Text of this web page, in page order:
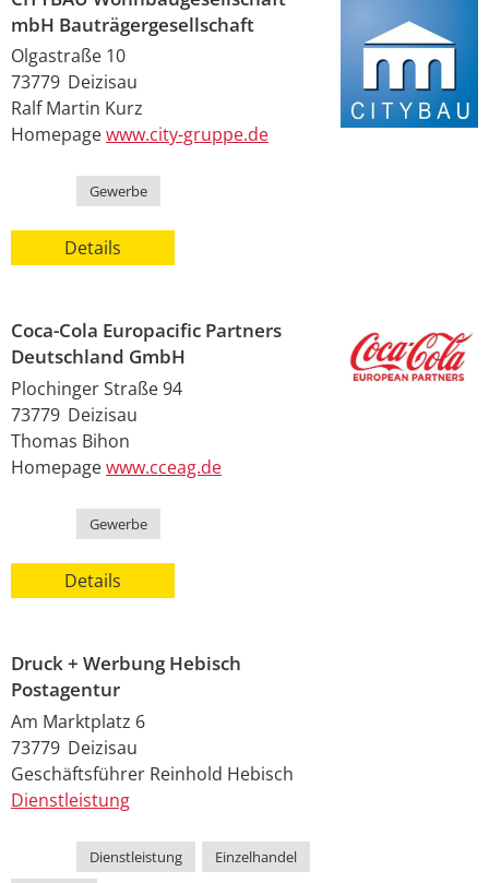
mbH Bauträgergesellschaft
Olgastraße 10
73779 Deizisau
Ralf Martin Kurz
Homepagewww.city-gruppe.de
Gewerbe
Details
Coca-Cola Europacific Partners
Deutschland GmbH
Plochinger Straße 94
73779 Deizisau
Thomas Bihon
Homepagewww.cceag.de
Gewerbe
Details
Druck + Werbung Hebisch
Postagentur
Am Marktplatz 6
73779 Deizisau
Geschäftsführer Reinhold Hebisch
Dienstleistung
Dienstleistung Einzelhandel